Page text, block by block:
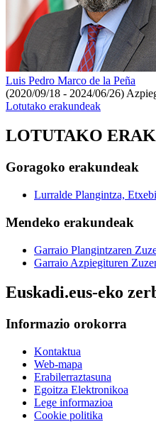
Luis Pedro Marco de la Peña
(2020/09/18 - 2024/06/26)
Lotutako erakundeak
LOTUTAKO
Goragoko erakundeak
Lurralde Plangintza,
Mendeko erakundeak
Garraio Plangintzaren
Garraio Azpiegituren
Euskadi.eus-eko
Informazio orokorra
Kontaktua
Web-mapa
Erabilerraztasuna
Egoitza Elektronikoa
Lege informazioa
Cookie politika